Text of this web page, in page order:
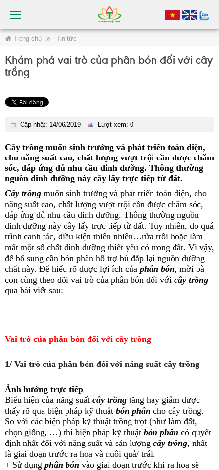
Trang chủ Tin tức
Khám phá vai trò của phân bón đối với cây
trồng
Cập nhật: 14/06/2019 Lượt xem: 0
Cây trồng muốn sinh trưởng và phát triển toàn diện,
cho năng suất cao, chất lượng vượt trội cần được chăm
sóc, đáp ứng đủ nhu cầu dinh dưỡng. Thông thường
nguồn dinh dưỡng này cây lấy trực tiếp từ đất.
Cây trồng muốn sinh trưởng và phát triển toàn diện, cho
năng suất cao, chất lượng vượt trội cần được chăm sóc,
đáp ứng đủ nhu cầu dinh dưỡng. Thông thường nguồn
dinh dưỡng này cây lấy trực tiếp từ đất. Tuy nhiên, do quá
trình canh tác, điều kiện thiên nhiên…rửa trôi hoặc làm
mất một số chất dinh dưỡng thiết yếu có trong đất. Vì vậy,
để bổ sung cần bón phân hỗ trợ bù đắp lại nguồn dưỡng
chất này. Để hiểu rõ được lợi ích của phân bón, mời bà
con cùng theo dõi vai trò của phân bón đối với cây trồng
qua bài viết sau:
Vai trò của phân bón đối với cây trồng
1/ Vai trò của phân bón đối với năng suất cây trồng
Ảnh hưởng trực tiếp
Biểu hiện của năng suất cây trồng tăng hay giảm được
thấy rõ qua biện pháp kỹ thuật bón phân cho cây trồng.
So với các biện pháp kỹ thuật trồng trọt (như làm đất,
chọn giống, …) thì biện pháp kỹ thuật bón phân có quyết
định nhất đối với năng suất và sản lượng cây trồng, nhất
là giai đoạn trước ra hoa và nuôi quả/ trái.
+ Sử dụng phân bón vào giai đoạn trước khi ra hoa sẽ